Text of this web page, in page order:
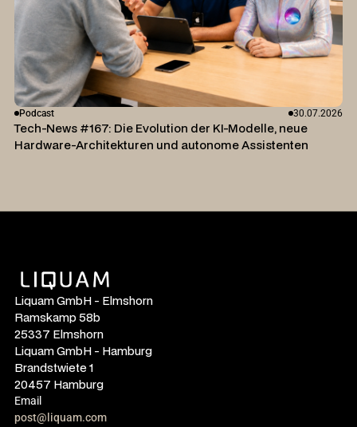
Podcast 30.07.2026
Tech-News #167: Die Evolution der KI-Modelle, neue
Hardware-Architekturen und autonome Assistenten
Liquam GmbH - Elmshorn
Ramskamp 58b
25337 Elmshorn
Liquam GmbH - Hamburg
Brandstwiete 1
20457 Hamburg
Email
post@liquam.com